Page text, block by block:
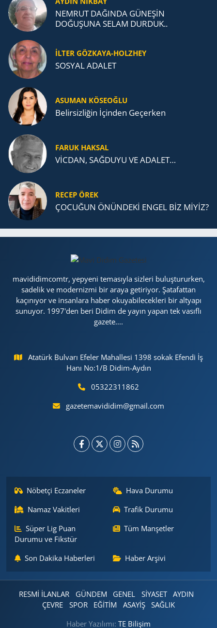
NEMRUT DAĞINDA GÜNEŞİN
DOĞUŞUNA SELAM DURDUK..
İLTER GÖZKAYA-HOLZHEY
SOSYAL ADALET
ASUMAN KÖSEOĞLU
Belirsizliğin İçinden Geçerken
FARUK HAKSAL
VİCDAN, SAĞ­DU­YU VE ADA­LET…
RECEP ÖREK
ÇOCUĞUN ÖNÜNDEKİ ENGEL BİZ MİYİZ?
mavididimcomtr, yepyeni temasıyla sizleri buluştururken,
sadelik ve modernizmi bir araya getiriyor. Şatafattan
kaçınıyor ve insanlara haber okuyabilecekleri bir altyapı
sunuyor. 1997'den beri Didim de yayın yapan tek vasıflı
gazete....
Atatürk Bulvarı Efeler Mahallesi 1398 sokak Efendi İş
Hanı No:1/B Didim-Aydın
05322311862
gazetemavididim@gmail.com
Nöbetçi Eczaneler
Hava Durumu
Namaz Vakitleri
Trafik Durumu
Süper Lig Puan
Durumu ve Fikstür
Tüm Manşetler
Son Dakika Haberleri Haber Arşivi
RESMİ İLANLAR GÜNDEM GENEL SİYASET
AYDIN
ÇEVRE
SPOR EĞİTİM ASAYİŞ
SAĞLIK
Haber Yazılımı: TE Bilişim